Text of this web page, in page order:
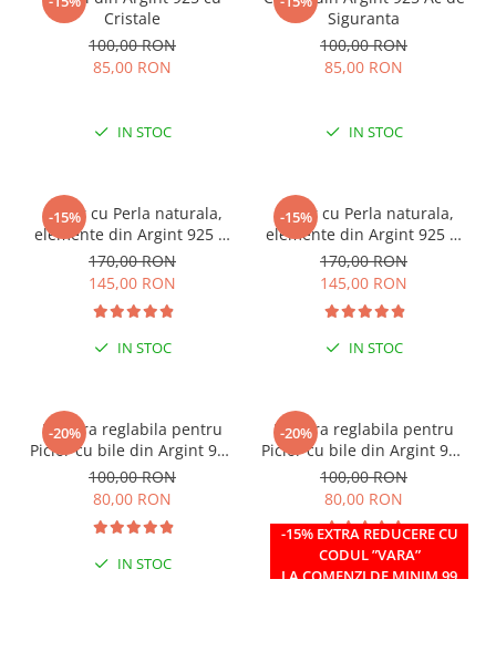
Cristale
100,00 RON
85,00 RON
IN STOC
Siguranta
100,00 RON
85,00 RON
IN STOC
-15%
Colier cu Perla naturala,
elemente din Argint 925 si
margele Miyuki, multicolor
170,00 RON
145,00 RON
IN STOC
-15%
Colier cu Perla naturala,
elemente din Argint 925 si
margele Miyuki, verde/kiwi
170,00 RON
145,00 RON
IN STOC
-20%
Bratara reglabila pentru
Picior cu bile din Argint 925
si margele Miyuki rosii
100,00 RON
80,00 RON
IN STOC
-20%
-15% EXTRA REDUCERE CU
CODUL ”VARA”
LA COMENZI DE MINIM 99
Bratara reglabila pentru
Picior cu bile din Argint 925
si margele Miyuki verzi
100,00 RON
80,00 RON
IN STOC